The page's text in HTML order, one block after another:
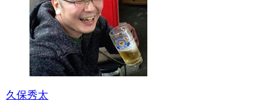
久保秀太